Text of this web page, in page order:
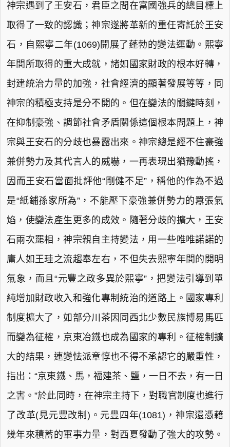
神宗遇到了王安石，君臣之間在富國強兵的總目標上
取得了一致的認識；神宗遂將革新的重任寄託於王安
石，自熙寧二年(1069)開展了蓬勃的變法運動。熙寧
年間所取得的重大成就，諸如國家財政的根本好轉，
封建統治力量的加強，社會經濟的顯著發展等等，同
神宗的積極支持是分不開的。但在變法的關鍵時刻，
在抑制豪強、調節社會矛盾關係這個根本問題上，神
宗與王安石的分歧也暴露出來。神宗總是經不住豪強
兼併勢力及其代言人的威嚇，一再表現出猶豫動搖，
因而王安石當面批評他“剛健不足”，稱他的作為不過
是“紙鋪孫家所為”，不能壓下豪強兼併勢力的囂張氣
焰，使變法產生更多的成效。隨著分歧的擴大，王安
石兩次罷相，神宗親自主持變法，用一些唯唯諾諾的
庸人如王珪之流趨奉左右，不但失去熙寧年間的開明
氣象，而且“元豐之政多異於熙寧”，把變法引導到單
純增加財政收入和強化專制統治的道路上。國家專利
制度擴大了，如部分川茶因同西北少數民族博易馬匹
而變為征榷，京東冶鐵也成為國家的專利。征榷制擴
大的結果，連變怯派章惇也不得不承認它的嚴重性，
指出：“京東鐵、馬，福建茶、鹽，一日不去，有一日
之害。”於此同時，在神宗主持下，對職官制度也進行
了改革(見元豐改制)。元豐四年(1081)，神宗還憑藉
幾年來積蓄的軍事力量，對西夏發動了強大的攻勢。